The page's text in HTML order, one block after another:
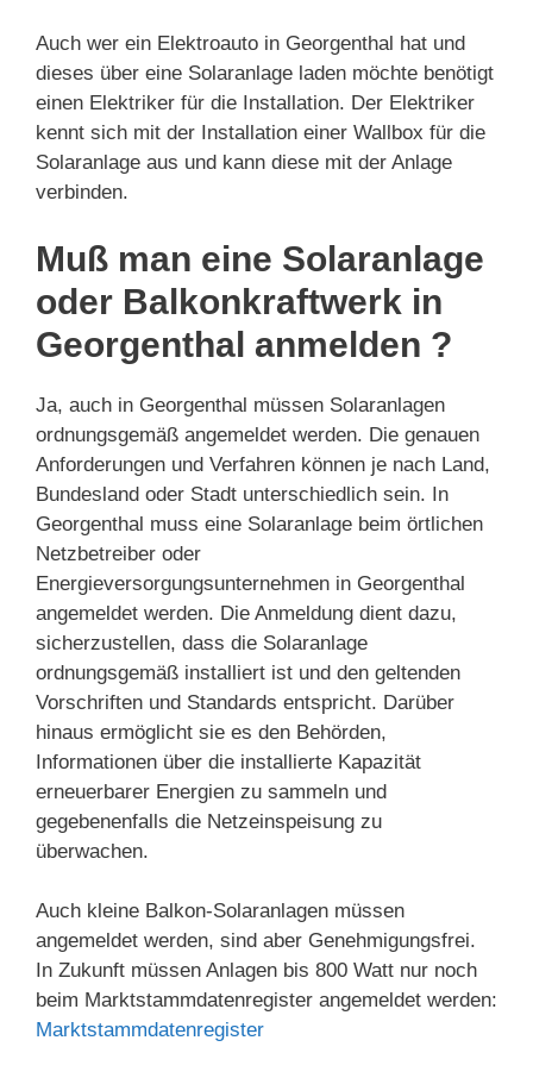
Auch wer ein Elektroauto in Georgenthal hat und
dieses über eine Solaranlage laden möchte benötigt
einen Elektriker für die Installation. Der Elektriker
kennt sich mit der Installation einer Wallbox für die
Solaranlage aus und kann diese mit der Anlage
verbinden.
Muß man eine Solaranlage
oder Balkonkraftwerk in
Georgenthal anmelden ?
Ja, auch in Georgenthal müssen Solaranlagen
ordnungsgemäß angemeldet werden. Die genauen
Anforderungen und Verfahren können je nach Land,
Bundesland oder Stadt unterschiedlich sein. In
Georgenthal muss eine Solaranlage beim örtlichen
Netzbetreiber oder
Energieversorgungsunternehmen in Georgenthal
angemeldet werden. Die Anmeldung dient dazu,
sicherzustellen, dass die Solaranlage
ordnungsgemäß installiert ist und den geltenden
Vorschriften und Standards entspricht. Darüber
hinaus ermöglicht sie es den Behörden,
Informationen über die installierte Kapazität
erneuerbarer Energien zu sammeln und
gegebenenfalls die Netzeinspeisung zu
überwachen.
Auch kleine Balkon-Solaranlagen müssen
angemeldet werden, sind aber Genehmigungsfrei.
In Zukunft müssen Anlagen bis 800 Watt nur noch
beim Marktstammdatenregister angemeldet werden:
Marktstammdatenregister